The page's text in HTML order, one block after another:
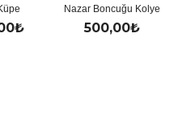
Boncuğu Kolye
500,00
Y Kolye